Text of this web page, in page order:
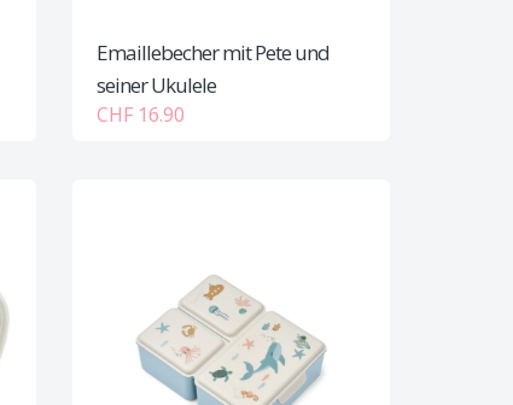
Emaillebecher mit Pete und
seiner Ukulele
CHF 16.90